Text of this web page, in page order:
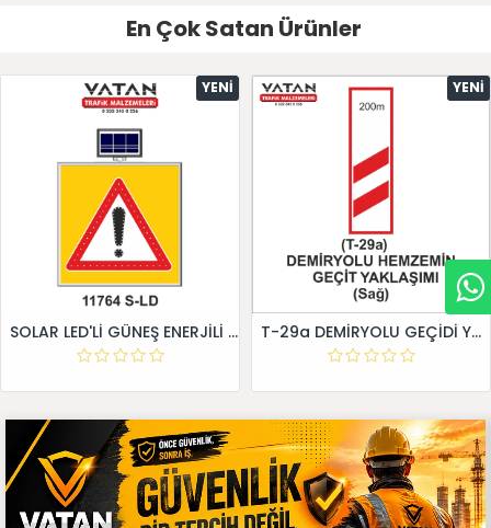
En Çok Satan Ürünler
YENI
SOLAR LED'Lİ GÜNEŞ ENERJİLİ LEVHA
YENI
T-29a DEMİRYOLU GEÇİDİ YAKLAŞIM LEVHALARI (Sağ)